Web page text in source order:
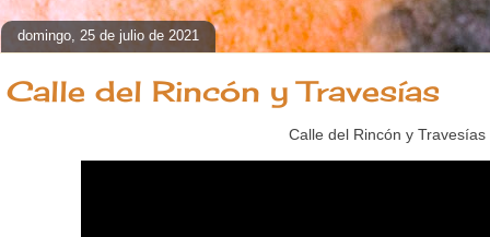
domingo, 25 de julio de 2021
Calle del Rincón y Travesías
Calle del Rincón y Travesías